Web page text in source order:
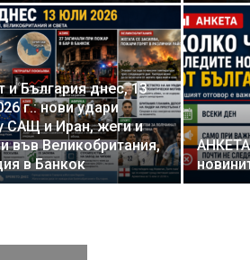
и България днес, 13
г.: нови удари
САЩ и Иран, жеги и
във Великобритания,
в Банкок